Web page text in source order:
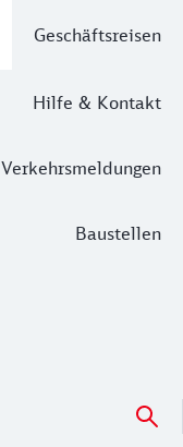
Geschäftsreisen
Hilfe & Kontakt
Verkehrsmeldungen
Baustellen